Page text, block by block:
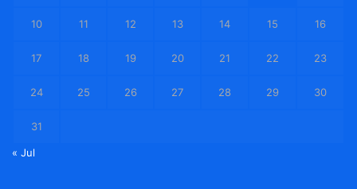
10 11 12 13 14 15 16
17 18 19 20 21 22 23
24 25 26 27 28 29 30
31
« Jul